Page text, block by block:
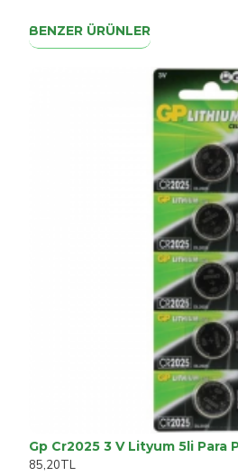
ön planda tutmaktayız. Bu
planlanmaktadır.Sahip
ulaştırmaktayız. Almanya,
sürmektedir. Hedefimiz en
BENZER ÜRÜNLER
Gp Cr2025 3 V Lityum 5li Para
85,20TL